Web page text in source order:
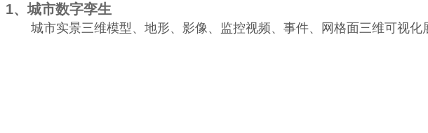
1、城市数字孪生
城市实景三维模型、地形、影像、监控视频、事件、网格面三维可视化